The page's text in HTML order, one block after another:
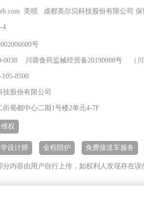
美呗 成都美尔贝科技股份有限公司 保
4
号
0038 川蓉食药监械经营备20190088号 （
8500
股份有限公司
蜀都中心二期1号楼2单元4-7F
权
设计师 全程陪护 免费接送车服务
分内容由用户自行上传，如权利人发现存在误